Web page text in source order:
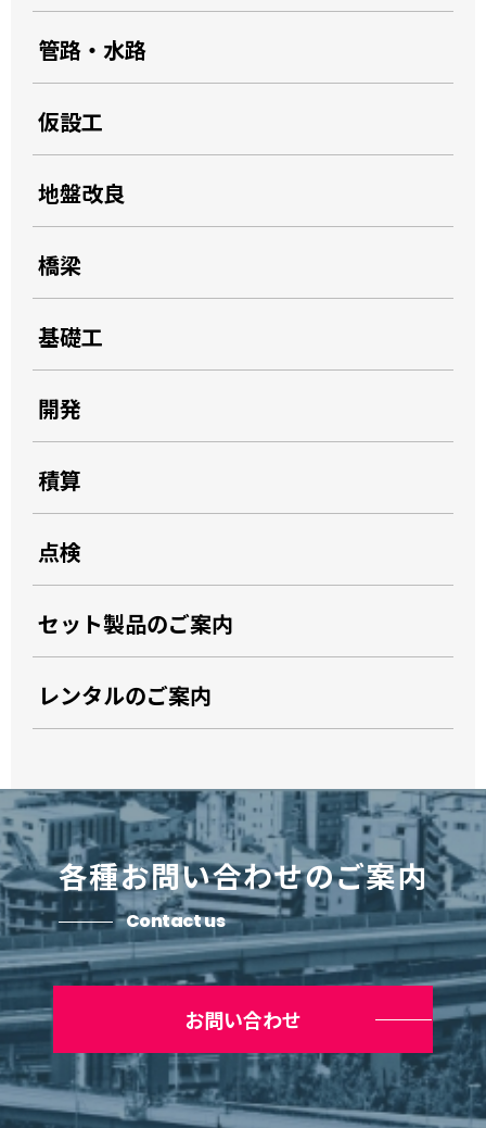
管路・水路
仮設工
地盤改良
橋梁
基礎工
開発
積算
点検
セット製品のご案内
レンタルのご案内
各種お問い合わせのご案内
Contact us
お問い合わせ